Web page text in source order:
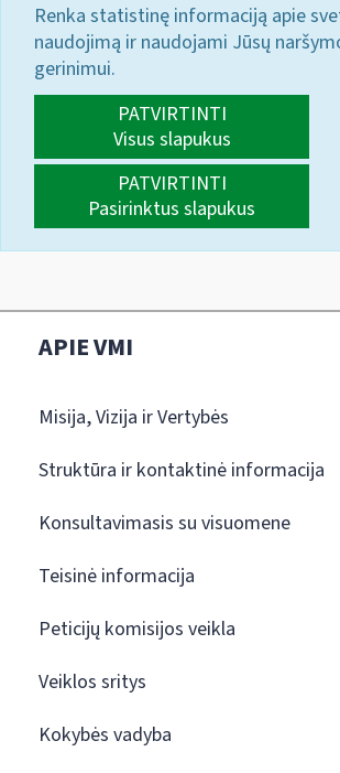
Renka statistinę informaciją apie
naudojimą ir naudojami Jūsų
gerinimui.
PATVIRTINTI
Visus slapukus
PATVIRTINTI
Pasirinktus slapukus
APIE VMI
Misija, Vizija ir Vertybės
Struktūra ir kontaktinė informacija
Konsultavimasis su visuomene
Teisinė informacija
Peticijų komisijos veikla
Veiklos sritys
Kokybės vadyba